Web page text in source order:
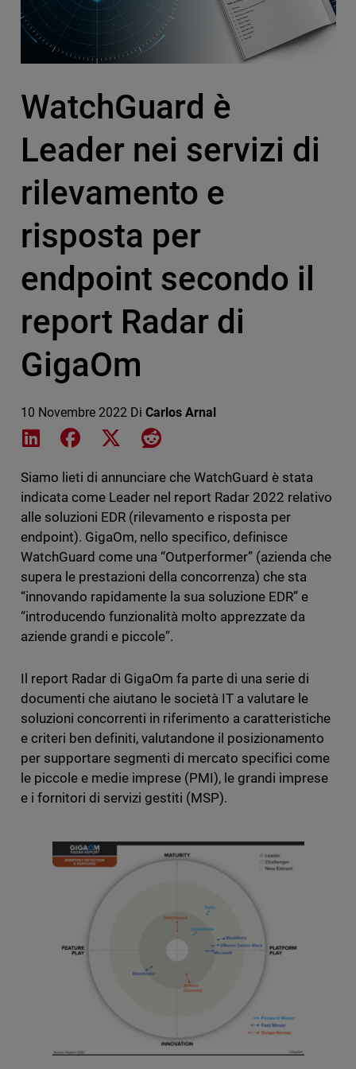
WatchGuard è
Leader nei servizi di
rilevamento e
risposta per
endpoint secondo il
report Radar di
GigaOm
10 Novembre 2022 Di Carlos Arnal
Share on LinkedIn
Share on Facebook
Share on XShare on Reddit
Siamo lieti di annunciare che WatchGuard è stata
indicata come Leader nel report Radar 2022 relativo
alle soluzioni EDR (rilevamento e risposta per
endpoint). GigaOm, nello specifico, definisce
WatchGuard come una “Outperformer” (azienda che
supera le prestazioni della concorrenza) che sta
“innovando rapidamente la sua soluzione EDR” e
“introducendo funzionalità molto apprezzate da
aziende grandi e piccole”.
Il report Radar di GigaOm fa parte di una serie di
documenti che aiutano le società IT a valutare le
soluzioni concorrenti in riferimento a caratteristiche
e criteri ben definiti, valutandone il posizionamento
per supportare segmenti di mercato specifici come
le piccole e medie imprese (PMI), le grandi imprese
e i fornitori di servizi gestiti (MSP).